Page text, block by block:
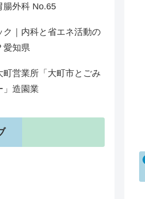
腸外科 No.65
ク｜内科と省エネ活動の
愛知県
町営業所「大町市とごみ
」造園業